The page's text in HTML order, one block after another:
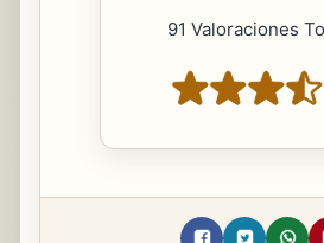
91 Valoraciones